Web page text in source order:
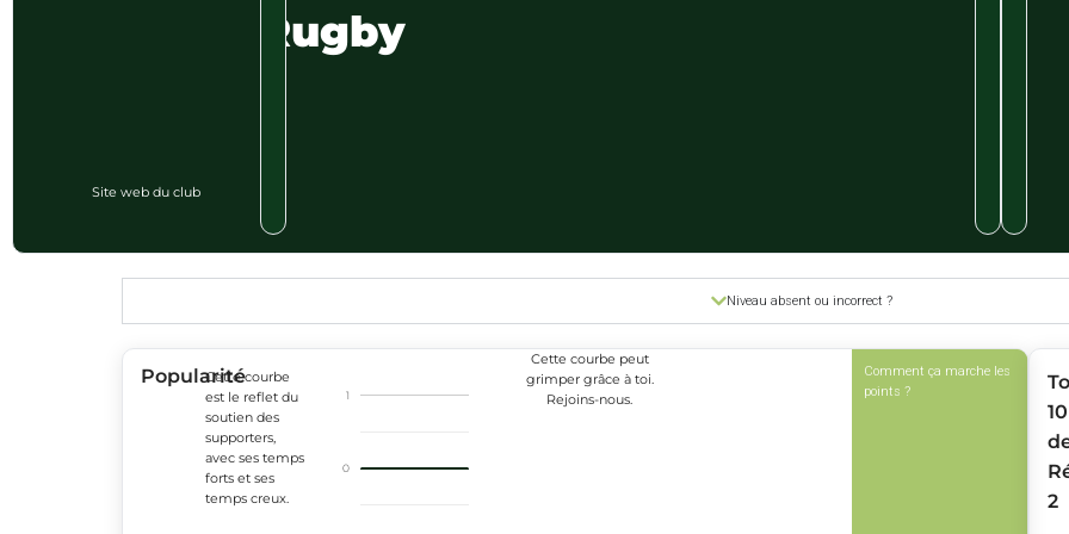
Site web du club
Rugby
Niveau absent ou incorrect ?
PopularitéCette courbe
est le reflet du
soutien des
supporters,
avec ses temps
forts et ses
temps creux.
0
1
Cette courbe peut
grimper grâce à toi.
Rejoins-nous.
Comment ça marche les
points ?
10
2